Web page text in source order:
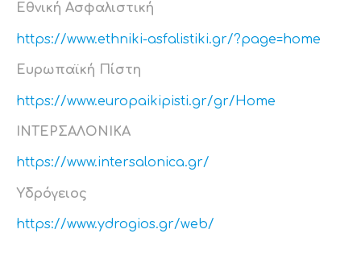
Εθνική Ασφαλιστική
https://www.ethniki-asfalistiki.gr/?page=home
Ευρωπαϊκή Πίστη
https://www.europaikipisti.gr/gr/Home
ΙΝΤΕΡΣΑΛΟΝΙΚΑ
https://www.intersalonica.gr/
Υδρόγειος
https://www.ydrogios.gr/web/